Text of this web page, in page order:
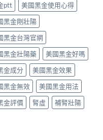
ptt
美國黑金使用心得
黑金剛壯陽
黑金台灣官網
黑金壯陽藥
美國黑金好嗎
金成分
美國黑金效果
黑金無效
美國黑金用法
金評價 腎虛
補腎壯陽